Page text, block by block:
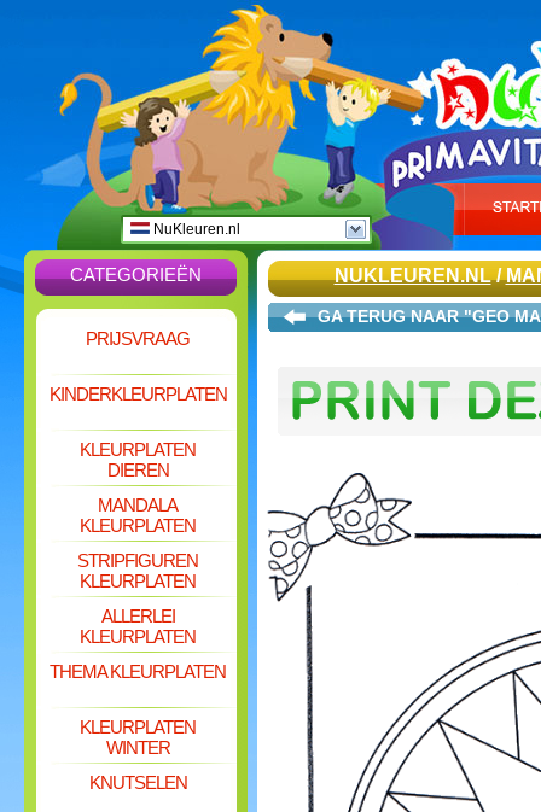
NuKleuren.nl
CATEGORIEËN
PRIJSVRAAG
KINDERKLEURPLATEN
KLEURPLATEN
DIEREN
MANDALA
KLEURPLATEN
STRIPFIGUREN
KLEURPLATEN
ALLERLEI
KLEURPLATEN
THEMA KLEURPLATEN
KLEURPLATEN
WINTER
KNUTSELEN
NUKLEUREN.NL/
GA TERUG NAAR "GEO